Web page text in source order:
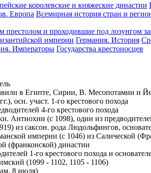
королевские и княжеские династии
Европа Всемирная история стран и
и проходившие под лозунгом
империи Германия. История
Императоры Государства крестоносцев
в Египте, Сирии, В. Месопотамии и
осн. участ. 1-го крестового похода
4-го крестового похода
(с 1098), один из
из саксон. рода Людольфингов,
империи (с 1046) из Салической
(франконской) династии
1-го крестового похода и
(1099 - 1102, 1105 - 1106)
8 июля)